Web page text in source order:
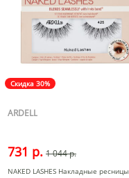
Скидка 30%
ARDELL
731 р. 1 044 р.
NAKED LASHES Накладные ресницы